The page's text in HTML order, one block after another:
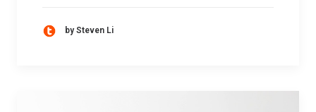
by Steven Li